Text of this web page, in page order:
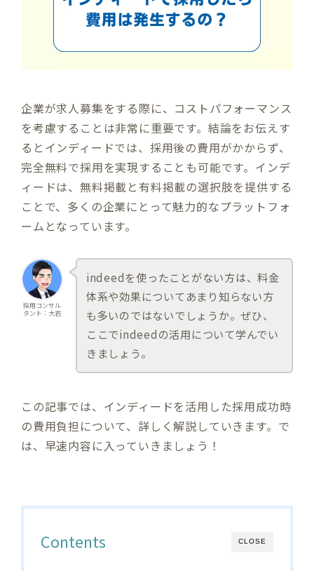
企業が求人募集をする際に、コストパフォーマンス
を考慮することは非常に重要です。結論をお伝えす
るとインディードでは、採用後の費用がかからず、
完全無料で採用を実現することも可能です。インデ
ィードは、無料掲載と有料掲載の選択肢を提供する
ことで、多くの企業にとって魅力的なプラットフォ
ームとなっています。
採用コンサル
タント：大岩
indeedを使ったことがない方は、料金
体系や効果についてあまり知らない方
も多いのではないでしょうか。ぜひ、
ここでindeedの活用について学んでい
きましょう。
この記事では、インディードを活用した採用成功時
の費用負担について、詳しく解説していきます。で
は、早速内容に入っていきましょう！
CLOSE
Contents